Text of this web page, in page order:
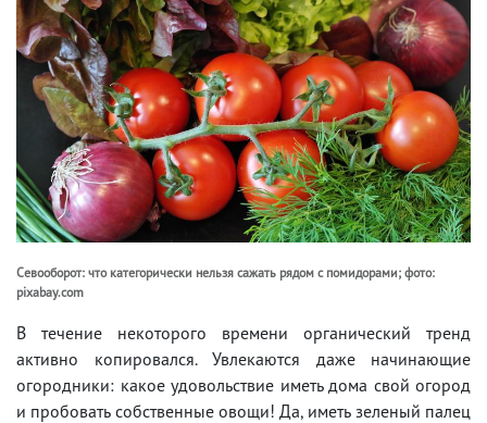
Севооборот: что категорически нельзя сажать рядом с помидорами; фото:
pixabay.com
В течение некоторого времени органический тренд
активно копировался. Увлекаются даже начинающие
огородники: какое удовольствие иметь дома свой огород
и пробовать собственные овощи! Да, иметь зеленый палец